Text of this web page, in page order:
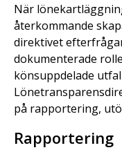
När
återkommande
direktivet
dokumenterade
könsuppdelade
på rapportering,
Rapportering